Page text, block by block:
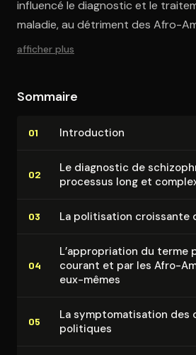
influencé le diagnostic et le
maladie, au détriment des Afro-
afficher plus
Sommaire
01 In­tro­duc­tion
02
Le diagnostic de
processus long et
03 La po­li­ti­sa­tion croissante
04
L’ap­pro­pria­tion du terme
courant et par les Afro-
eux-mêmes
05
La symp­to­ma­ti­sa­tion des
politiques